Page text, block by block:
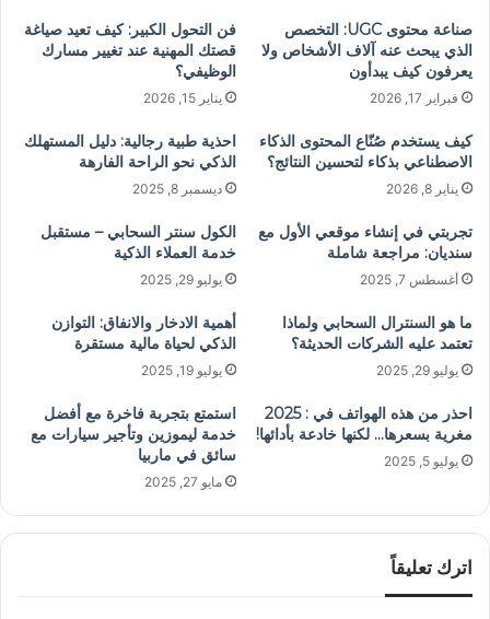
صناعة محتوى UGC: التخصص
الذي يبحث عنه آلاف الأشخاص ولا
يعرفون كيف يبدأون
فبراير 17, 2026
فن التحول الكبير: كيف تعيد صياغة
قصتك المهنية عند تغيير مسارك
الوظيفي؟
يناير 15, 2026
كيف يستخدم صُنّاع المحتوى الذكاء
الاصطناعي بذكاء لتحسين النتائج؟
يناير 8, 2026
احذية طبية رجالية: دليل المستهلك
الذكي نحو الراحة الفارهة
ديسمبر 8, 2025
تجربتي في إنشاء موقعي الأول مع
سنديان: مراجعة شاملة
أغسطس 7, 2025
الكول سنتر السحابي – مستقبل
خدمة العملاء الذكية
يوليو 29, 2025
ما هو السنترال السحابي ولماذا
تعتمد عليه الشركات الحديثة؟
يوليو 29, 2025
أهمية الادخار والانفاق: التوازن
الذكي لحياة مالية مستقرة
يوليو 19, 2025
احذر من هذه الهواتف في : 2025
مغرية بسعرها… لكنها خادعة بأدائها!
يوليو 5, 2025
استمتع بتجربة فاخرة مع أفضل
خدمة ليموزين وتأجير سيارات مع
سائق في ماربيا
مايو 27, 2025
اترك تعليقاً